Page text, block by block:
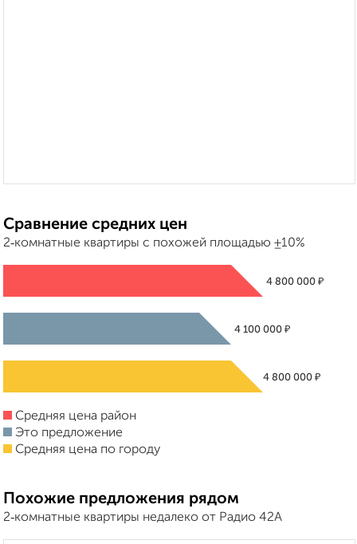
Сравнение средних цен
2‑комнатные квартиры с похожей площадью ±10%
4 800 000 ₽
4 100 000₽
4 800 000 ₽
Средняя цена район
Это предложение
Средняя цена по городу
Похожие предложения рядом
2‑комнатные квартиры недалеко от Радио 42А